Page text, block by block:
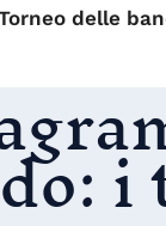
delle